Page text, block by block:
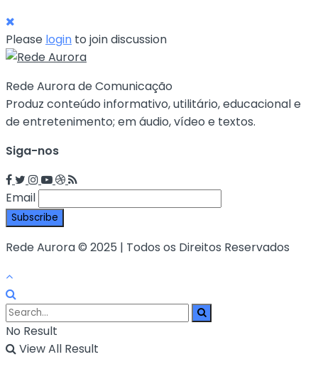
Please login to join discussion
Rede Aurora de Comunicação
Produz conteúdo informativo, utilitário, educacional e
de entretenimento; em áudio, vídeo e textos.
Siga-nos
Email
Rede Aurora © 2025 | Todos os Direitos Reservados
No Result
View All Result